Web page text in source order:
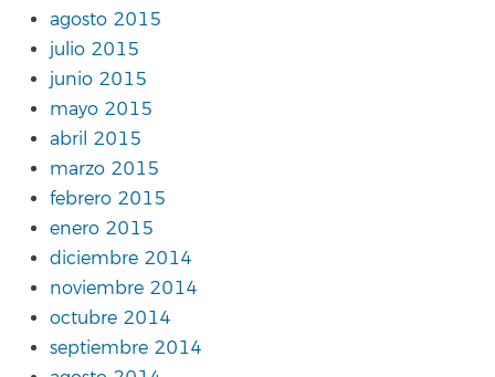
agosto 2015
julio 2015
junio 2015
mayo 2015
abril 2015
marzo 2015
febrero 2015
enero 2015
diciembre 2014
noviembre 2014
octubre 2014
septiembre 2014